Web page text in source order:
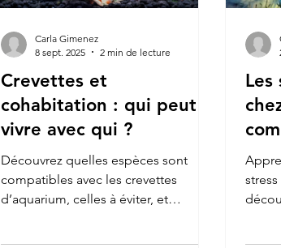
Crevettes et
cohabitation : qui peut
vivre avec qui ?
Découvrez quelles espèces sont
compatibles avec les crevettes
d’aquarium, celles à éviter, et
Carla Gimenez
8 sept. 2025
2 min de lecture
Les
et